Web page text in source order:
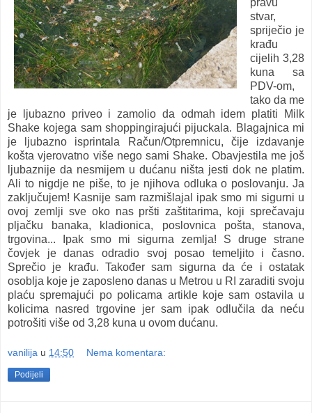
stvar,
spriječio je
krađu
cijelih 3,28
kuna sa
PDV-om,
tako da me
je ljubazno priveo i zamolio da odmah idem platiti Milk
Shake kojega sam shoppingirajući pijuckala. Blagajnica mi
je ljubazno isprintala Račun/Otpremnicu, čije izdavanje
košta vjerovatno više nego sami Shake. Obavjestila me još
ljubaznije da nesmijem u dućanu ništa jesti dok ne platim.
Ali to nigdje ne piše, to je njihova odluka o poslovanju. Ja
zaključujem! Kasnije sam razmišlajal ipak smo mi sigurni u
ovoj zemlji sve oko nas pršti zaštitarima, koji sprečavaju
pljačku banaka, kladionica, poslovnica pošta, stanova,
trgovina... Ipak smo mi sigurna zemlja! S druge strane
čovjek je danas odradio svoj posao temeljito i časno.
Sprečio je krađu. Također sam sigurna da će i ostatak
osoblja koje je zaposleno danas u Metrou u RI zaraditi svoju
plaću spremajući po policama artikle koje sam ostavila u
kolicima nasred trgovine jer sam ipak odlučila da neću
potrošiti više od 3,28 kuna u ovom dućanu.
vanilija u 14:50 Nema komentara:
Podijeli